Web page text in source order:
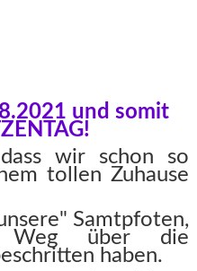
und somit
wir schon so
tollen Zuhause
Samtpfoten,
über die
haben.